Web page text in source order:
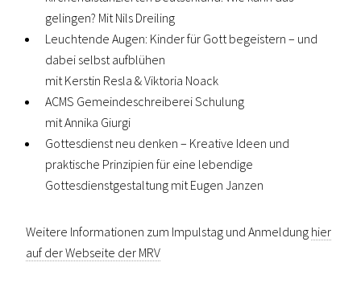
gelingen? Mit Nils Dreiling
Leuchtende Augen: Kinder für Gott begeistern – und
dabei selbst aufblühen
mit Kerstin Resla & Viktoria Noack
ACMS Gemeindeschreiberei Schulung
mit Annika Giurgi
Gottesdienst neu denken – Kreative Ideen und
praktische Prinzipien für eine lebendige
Gottesdienstgestaltung mit Eugen Janzen
Weitere Informationen zum Impulstag und Anmeldung hier
auf der Webseite der MRV